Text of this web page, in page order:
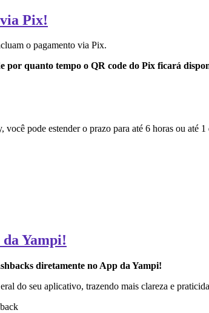
Pix!
o pagamento via Pix.
por quanto tempo o QR code do Pix ficará
pode estender o prazo para até 6 horas ou até
Yampi!
diretamente no App da Yampi!
do seu aplicativo, trazendo mais clareza e